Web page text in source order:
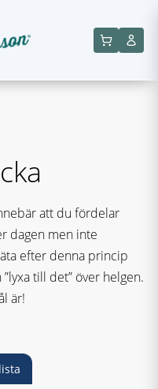
att du fördelar
dagen men inte
efter denna princip
till det” över helgen.
är!